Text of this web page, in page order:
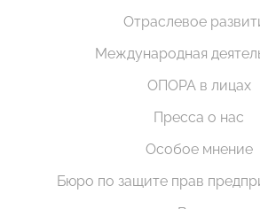
Отраслевое
Международная
ОПОРА в лицах
Пресса о нас
Особое мнение
Бюро по защите прав